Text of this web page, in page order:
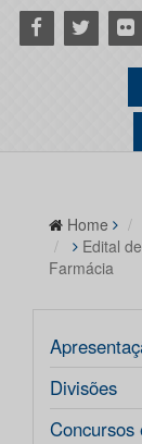
Facebook
Twitter Flickr
Home
Edital
Farmácia
Divisões
Concursos